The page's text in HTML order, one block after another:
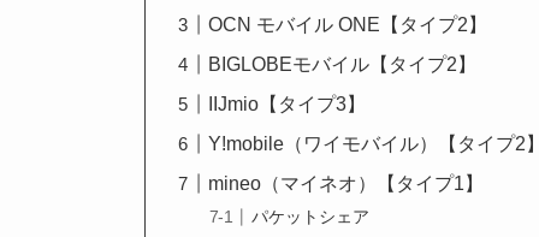
OCN モバイル ONE【タイプ2】
BIGLOBEモバイル【タイプ2】
IIJmio【タイプ3】
Y!mobile（ワイモバイル）【タイプ2
mineo（マイネオ）【タイプ1】
パケットシェア